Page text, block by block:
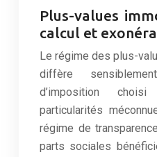
Plus-values
calcul et
Le régime des plus-
diffère
d’imposition
particularités
régime de
parts sociales